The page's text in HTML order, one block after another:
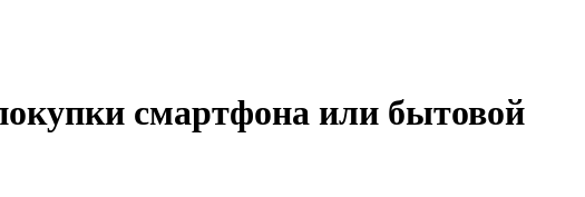
смартфона или бытовой